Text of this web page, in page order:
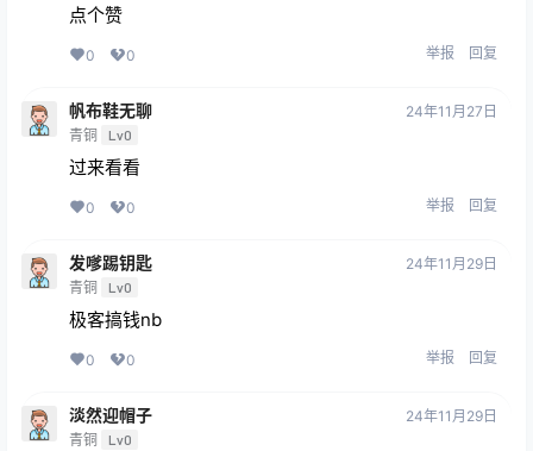
点个赞
0 0 举报 回复
帆布鞋无聊
青铜 Lv0
24年11月27日
过来看看
0 0 举报 回复
发嗲踢钥匙
青铜 Lv0
24年11月29日
极客搞钱nb
0 0 举报 回复
淡然迎帽子
青铜 Lv0
24年11月29日